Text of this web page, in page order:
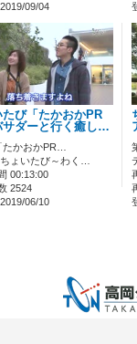
09/04
たび「たかおかPR
サダーと行く癒し…
たかおかPR…
ょいたび～わく…
00:13:00
2524
06/10